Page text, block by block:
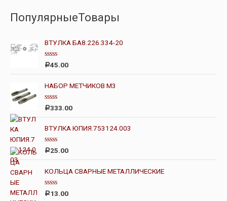
ПопулярныеТовары
ВТУЛКА БА8.226.334-20
О
н
к
а
0
и
з
Р45.00
НАБОР МЕТЧИКОВ М3
О
е
н
к
а
0
и
з
Р333.00
ВТУЛКА ЮПИЯ.753124.003
О
н
к
а
0
и
Р25.00
КОЛЬЦА СВАРНЫЕ МЕТАЛЛИЧЕСКИЕ
О
Р13.00